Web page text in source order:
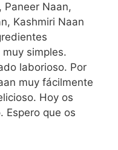
Paneer Naan,
Kashmiri Naan
simples.
laborioso. Por
muy fácilmente
Hoy os
Espero que os